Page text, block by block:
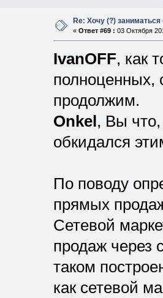
Re: Хочу (?)
« Ответ #69 : 03 Октября
IvanOFF, как
полноценных,
продолжим.
Onkel, Вы
обкидался
По поводу
прямых
Сетевой
продаж через
таком
как сетевой